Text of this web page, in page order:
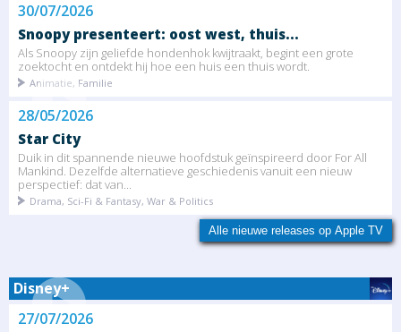
30/07/2026
Snoopy presenteert: oost west, thuis...
Als Snoopy zijn geliefde hondenhok kwijtraakt, begint een grote
zoektocht en ontdekt hij hoe een huis een thuis wordt.
Animatie, Familie
28/05/2026
Star City
Duik in dit spannende nieuwe hoofdstuk geïnspireerd door For All
Mankind. Dezelfde alternatieve geschiedenis vanuit een nieuw
perspectief: dat van...
Drama, Sci-Fi & Fantasy, War & Politics
Alle nieuwe releases op Apple TV
Disney+
27/07/2026